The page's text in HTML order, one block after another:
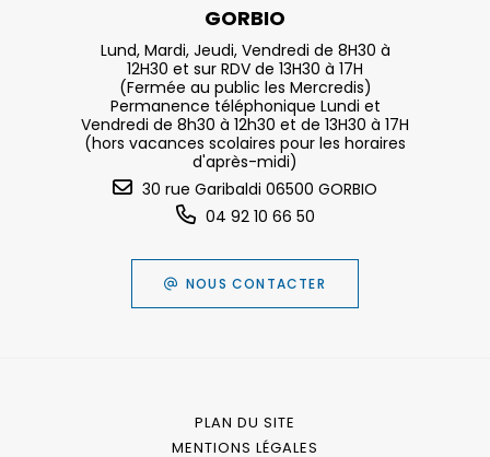
GORBIO
Lund, Mardi, Jeudi, Vendredi de 8H30 à
12H30 et sur RDV de 13H30 à 17H
(Fermée au public les Mercredis)
Permanence téléphonique Lundi et
Vendredi de 8h30 à 12h30 et de 13H30 à 17H
(hors vacances scolaires pour les horaires
d'après-midi)
30 rue Garibaldi 06500 GORBIO
04 92 10 66 50
NOUS CONTACTER
PLAN DU SITE
MENTIONS LÉGALES